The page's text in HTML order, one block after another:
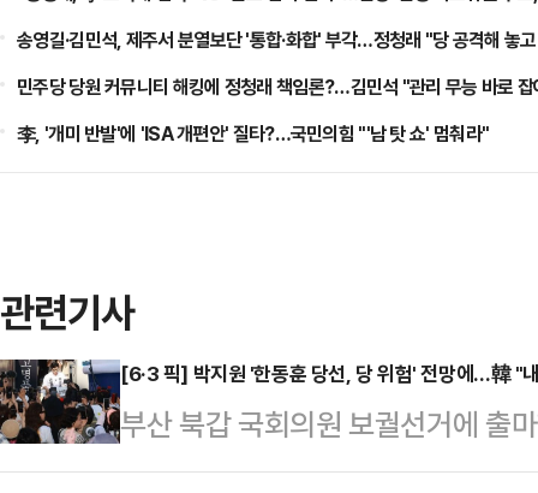
송영길·김민석, 제주서 분열보단 '통합·화합' 부각…정청래 "당 공격해 놓
민주당 당원 커뮤니티 해킹에 정청래 책임론?…김민석 "관리 무능 바로
李, '개미 반발'에 'ISA 개편안' 질타?…국민의힘 "'남 탓 쇼' 멈춰라"
관련기사
[6·3 픽] 박지원 '한동훈 당선, 당 위험' 전망에…韓 "
부산 북갑 국회의원 보궐선거에 출
경우 더불어민주당에 타격이 될 것